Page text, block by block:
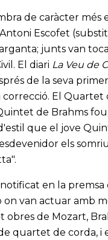
de caràcter més
Escofet
junts van
El diari La Veu de
de la seva
correcció. El Quartet
de Brahms
que el jove
els
en la
van actuar amb
obres de Mozart,
quartet de corda, i